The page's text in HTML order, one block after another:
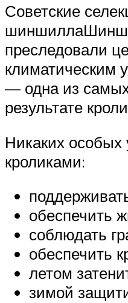
Советские
преследовали
климатическим
— одна из
результате
Никаких
кроликами:
обеспечить
соблюдать
обеспечить
летом
зимой